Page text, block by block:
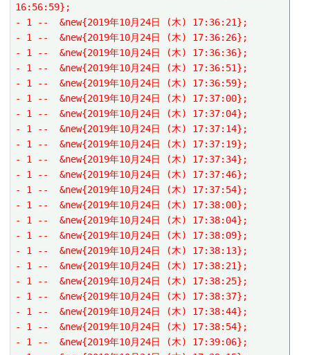
16:56:59};
- 1 --  &new{2019年10月24日 (木) 17:36:21};
- 1 --  &new{2019年10月24日 (木) 17:36:26};
- 1 --  &new{2019年10月24日 (木) 17:36:36};
- 1 --  &new{2019年10月24日 (木) 17:36:51};
- 1 --  &new{2019年10月24日 (木) 17:36:59};
- 1 --  &new{2019年10月24日 (木) 17:37:00};
- 1 --  &new{2019年10月24日 (木) 17:37:04};
- 1 --  &new{2019年10月24日 (木) 17:37:14};
- 1 --  &new{2019年10月24日 (木) 17:37:19};
- 1 --  &new{2019年10月24日 (木) 17:37:34};
- 1 --  &new{2019年10月24日 (木) 17:37:46};
- 1 --  &new{2019年10月24日 (木) 17:37:54};
- 1 --  &new{2019年10月24日 (木) 17:38:00};
- 1 --  &new{2019年10月24日 (木) 17:38:04};
- 1 --  &new{2019年10月24日 (木) 17:38:09};
- 1 --  &new{2019年10月24日 (木) 17:38:13};
- 1 --  &new{2019年10月24日 (木) 17:38:21};
- 1 --  &new{2019年10月24日 (木) 17:38:25};
- 1 --  &new{2019年10月24日 (木) 17:38:37};
- 1 --  &new{2019年10月24日 (木) 17:38:44};
- 1 --  &new{2019年10月24日 (木) 17:38:54};
- 1 --  &new{2019年10月24日 (木) 17:39:06};